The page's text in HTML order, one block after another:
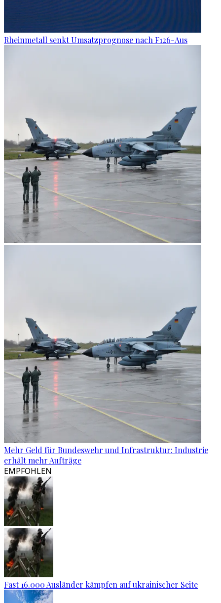
Rheinmetall senkt Umsatzprognose nach F126-Aus
Mehr Geld für Bundeswehr und Infrastruktur: Industrie
erhält mehr Aufträge
EMPFOHLEN
Fast 16.000 Ausländer kämpfen auf ukrainischer Seite